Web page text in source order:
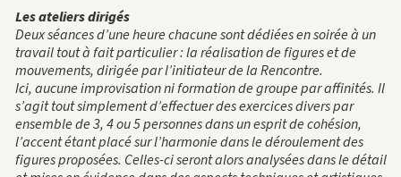
Les ateliers dirigés
Deux séances d’une heure chacune sont dédiées en soirée à un
travail tout à fait particulier : la réalisation de figures et de
mouvements, dirigée par l’initiateur de la Rencontre.
Ici, aucune improvisation ni formation de groupe par affinités. Il
s’agit tout simplement d’effectuer des exercices divers par
ensemble de 3, 4 ou 5 personnes dans un esprit de cohésion,
l’accent étant placé sur l’harmonie dans le déroulement des
figures proposées. Celles-ci seront alors analysées dans le détail